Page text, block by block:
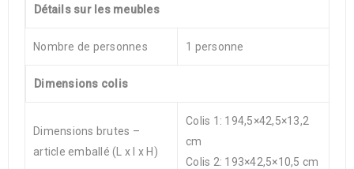
Détails sur les meubles
Nombre de personnes 1 personne
Dimensions colis
Dimensions brutes –
article emballé (L x l x H)
Colis 1: 194,5×42,5×13,2
cm
Colis 2: 193×42,5×10,5 cm